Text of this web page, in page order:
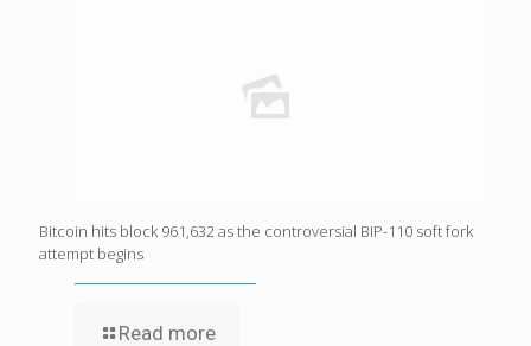
Bitcoin hits block 961,632 as the controversial BIP-110 soft fork
attempt begins
Read more